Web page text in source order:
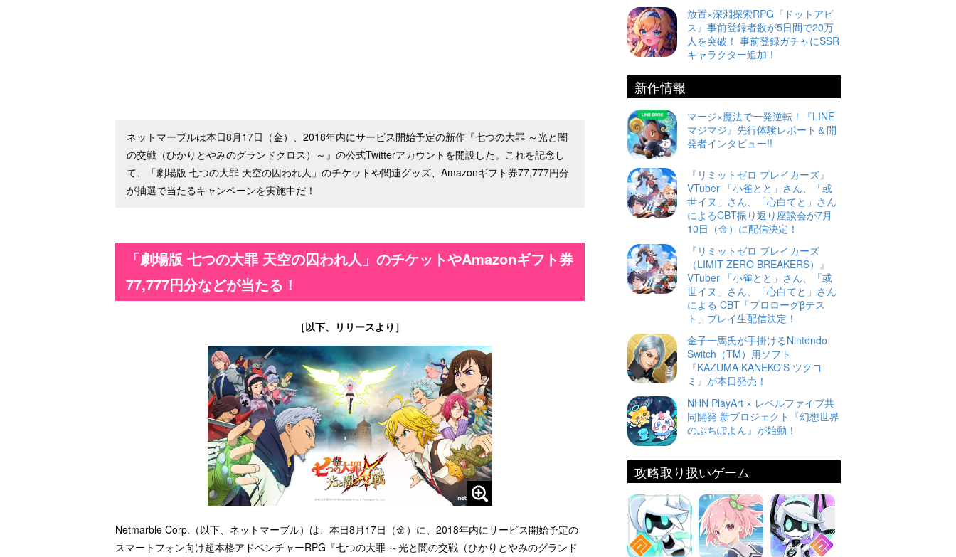
ネットマーブルは本日8月17日（金）、2018年内にサービス開始予定の新作『七つの大罪 ～光と闇
の交戦（ひかりとやみのグランドクロス）～』の公式Twitterアカウントを開設した。これを記念し
て、「劇場版 七つの大罪 天空の囚われ人」のチケットや関連グッズ、Amazonギフト券77,777円分
が抽選で当たるキャンペーンを実施中だ！
「劇場版 七つの大罪 天空の囚われ人」のチケットやAmazonギフト券
77,777円分などが当たる！
［以下、リリースより］
Netmarble Corp.（以下、ネットマーブル）は、本日8月17日（金）に、2018年内にサービス開始予定の
スマートフォン向け超本格アドベンチャーRPG『七つの大罪 ～光と闇の交戦（ひかりとやみのグランド
放置×深淵探索RPG『ドットアビ
ス』事前登録者数が5日間で20万
人を突破！ 事前登録ガチャにSSR
キャラクター追加！
新作情報
マージ×魔法で一発逆転！『LINE
マジマジ』先行体験レポート＆開
発者インタビュー!!
『リミットゼロ ブレイカーズ』
VTuber 「小雀とと」さん、「或
世イヌ」さん、「心白てと」さん
によるCBT振り返り座談会が7月
10日（金）に配信決定！
『リミットゼロ ブレイカーズ
（LIMIT ZERO BREAKERS）』
VTuber 「小雀とと」さん、「或
世イヌ」さん、「心白てと」さん
による CBT「プロローグβテス
ト」プレイ生配信決定！
金子一馬氏が手掛けるNintendo
Switch（TM）用ソフト
『KAZUMA KANEKO'S ツクヨ
ミ』が本日発売！
NHN PlayArt × レベルファイブ共
同開発 新プロジェクト『幻想世界
のぷちぽよん』が始動！
攻略取り扱いゲーム